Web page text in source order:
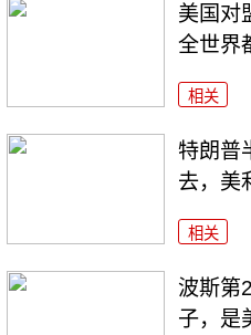
美国对
全世界
相关
特朗普
去，美
相关
波斯第
子，是